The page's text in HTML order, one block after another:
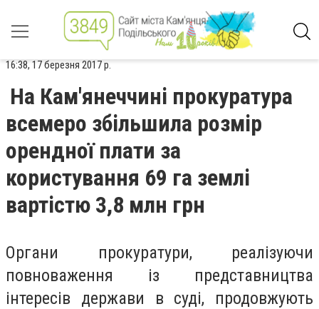
16:38, 17 березня 2017 р.
На Кам'янеччині прокуратура
всемеро збільшила розмір
орендної плати за
користування 69 га землі
вартістю 3,8 млн грн
Органи прокуратури, реалізуючи
повноваження із представництва
інтересів держави в суді, продовжують